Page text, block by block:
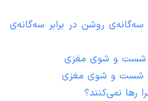
روشن در برابر سه‌گانه‌ی
: شست و شوی مغزی
: شست و شوی مغزی
رها نمی‌کنند؟